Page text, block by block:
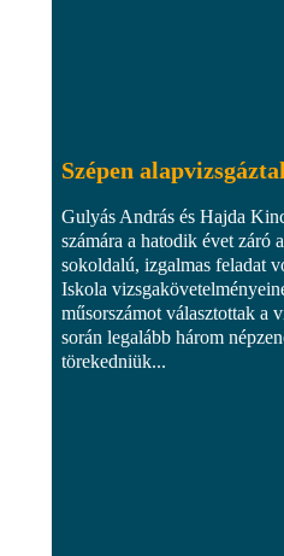
Szépen
Gulyás András és Hajda
számára a hatodik évet záró
sokoldalú, izgalmas feladat
Iskola
műsorszámot választottak a
során legalább három
törekedniük...